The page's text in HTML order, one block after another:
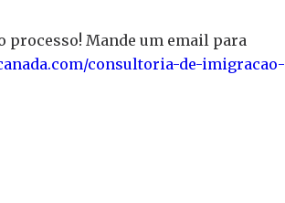
processo! Mande um email para
consultoria-de-imigracao-